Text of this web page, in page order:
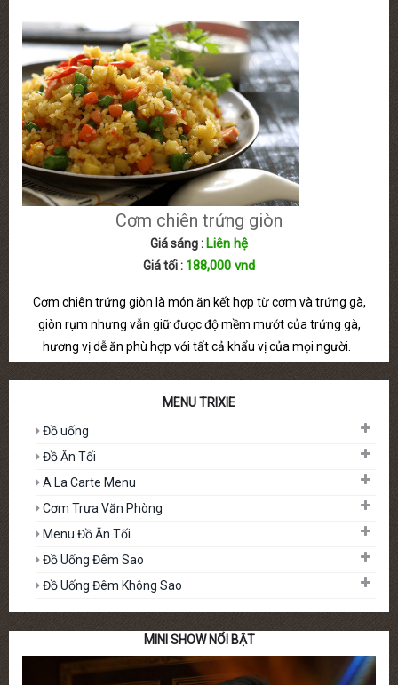
Cơm chiên trứng giòn
Giá sáng :Liên hệ
Giá tối : 188,000 vnd
Cơm chiên trứng giòn là món ăn kết hợp từ cơm và trứng gà,
giòn rụm nhưng vẫn giữ được độ mềm mướt của trứng gà,
hương vị dễ ăn phù hợp với tất cả khẩu vị của mọi người.
MENU TRIXIE
Đồ uống
Đồ Ăn Tối
A La Carte Menu
Cơm Trưa Văn Phòng
Menu Đồ Ăn Tối
Đồ Uống Đêm Sao
Đồ Uống Đêm Không Sao
MINI SHOW NỔI BẬT